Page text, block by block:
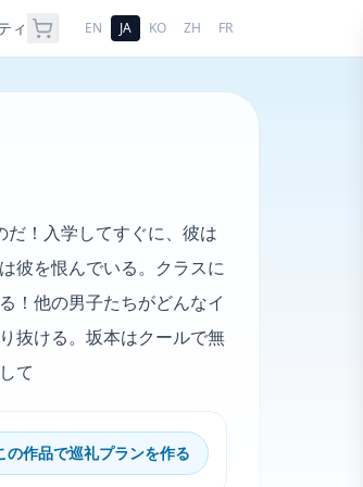
ィ EN JA KO ZH FR
！入学してすぐに、彼は
彼を恨んでいる。クラスに
！他の男子たちがどんなイ
抜ける。坂本はクールで無
て
の作品で巡礼プランを作る